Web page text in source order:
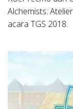
Alchemists:
acara TGS 2018.